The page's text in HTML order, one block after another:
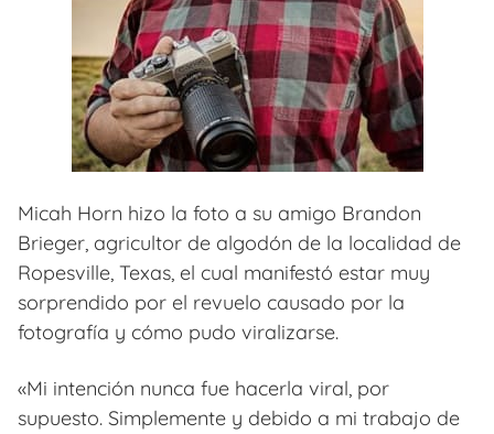
Micah Horn hizo la foto a su amigo Brandon
Brieger, agricultor de algodón de la localidad de
Ropesville, Texas, el cual manifestó estar muy
sorprendido por el revuelo causado por la
fotografía y cómo pudo viralizarse.
«Mi intención nunca fue hacerla viral, por
supuesto. Simplemente y debido a mi trabajo de